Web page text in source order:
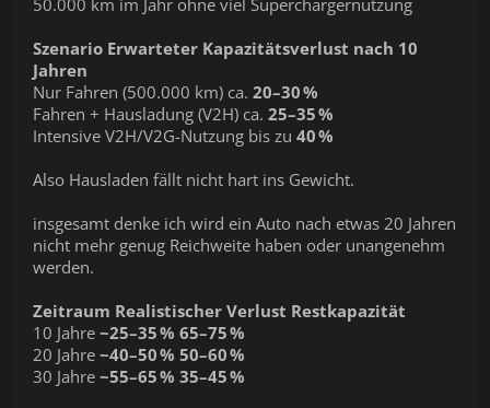
50.000 km im Jahr ohne viel Superchargernutzung
Szenario Erwarteter Kapazitätsverlust nach 10
Jahren
Nur Fahren (500.000 km) ca. 20–30 %
Fahren + Hausladung (V2H) ca. 25–35 %
Intensive V2H/V2G-Nutzung bis zu 40 %
Also Hausladen fällt nicht hart ins Gewicht.
insgesamt denke ich wird ein Auto nach etwas 20 Jahren
nicht mehr genug Reichweite haben oder unangenehm
werden.
Zeitraum Realistischer Verlust Restkapazität
10 Jahre ~25–35 % 65–75 %
20 Jahre ~40–50 % 50–60 %
30 Jahre ~55–65 % 35–45 %